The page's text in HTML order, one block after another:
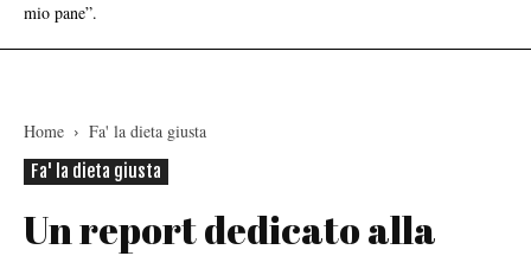
mio pane”.
Home
Fa' la dieta giusta
Fa' la dieta giusta
Un report dedicato alla